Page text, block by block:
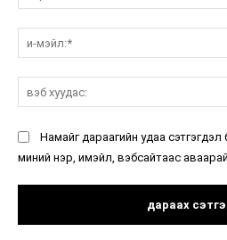
Намайг дараагийн удаа
миний нэр, имэйл, вэбсайтаас аваарай.